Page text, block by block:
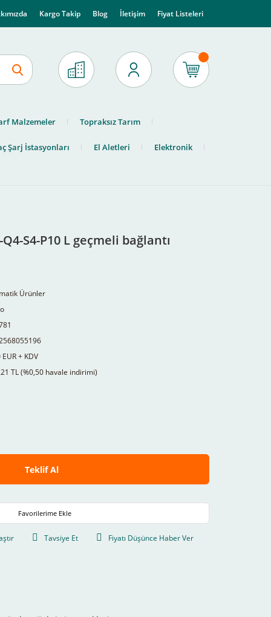
Kargo Takip Blog İletişim Fiyat Listeleri
Malzemeler Topraksız Tarım
Şarj İstasyonları El Aletleri Elektronik
S4-P10 L geçmeli bağlantı
Ürünler
+ KDV
TL (%0,50 havale indirimi)
Teklif Al
Tavsiye Et Fiyatı Düşünce Haber Ver